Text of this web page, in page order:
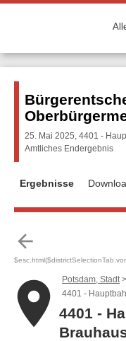
25. Mai 2025, 4401 -
Amtliches Endergebnis
Ergebnisse
arrow_back
placePotsdam, Stadt
4401 -
4401 -